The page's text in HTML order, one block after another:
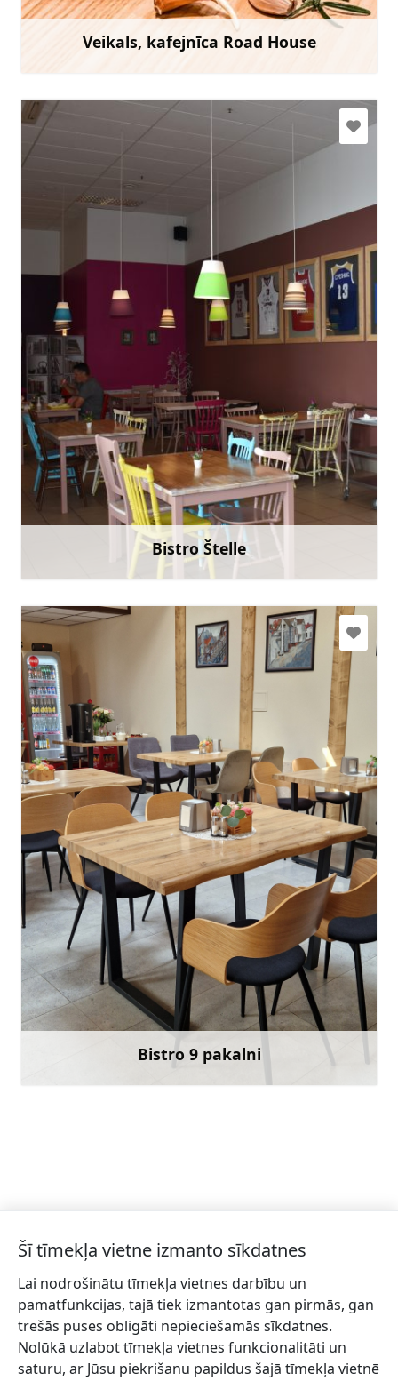
Veikals, kafejnīca Road House
Doties
Uzzināt vairāk
Bistro Štelle
kolumbinetalsi@inbox.lv
+371 29243860
Doties
Bistro 9 pakalni
bistro9pakalni@gmail.com
+371 22321988
Doties
Uzzināt vairāk
Piesakies jaunumiem!
Pieraksties jaunumiem e-pastā un nepalaid garām
jaunākās aktualitātes.
Šī tīmekļa vietne izmanto sīkdatnes
Lai nodrošinātu tīmekļa vietnes darbību un
pamatfunkcijas, tajā tiek izmantotas gan pirmās, gan
trešās puses obligāti nepieciešamās sīkdatnes.
Nolūkā uzlabot tīmekļa vietnes funkcionalitāti un
saturu, ar Jūsu piekrišanu papildus šajā tīmekļa vietnē